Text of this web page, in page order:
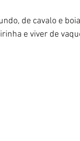
de cavalo e
e viver de